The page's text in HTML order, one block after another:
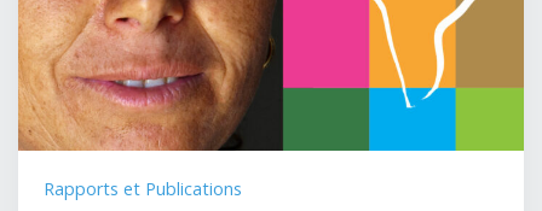
Rapports et Publications